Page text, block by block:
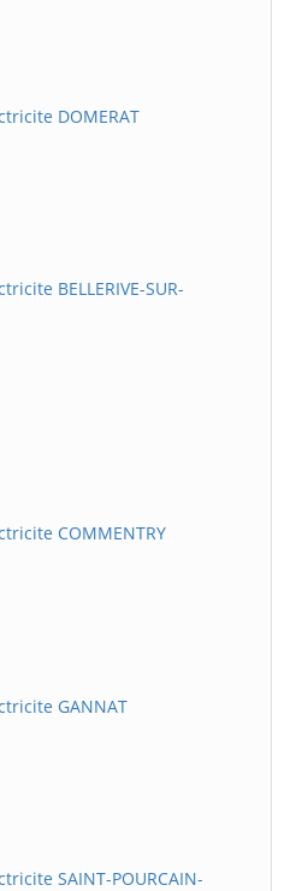
DOMERAT
BELLERIVE-SUR-
COMMENTRY
GANNAT
SAINT-POURCAIN-